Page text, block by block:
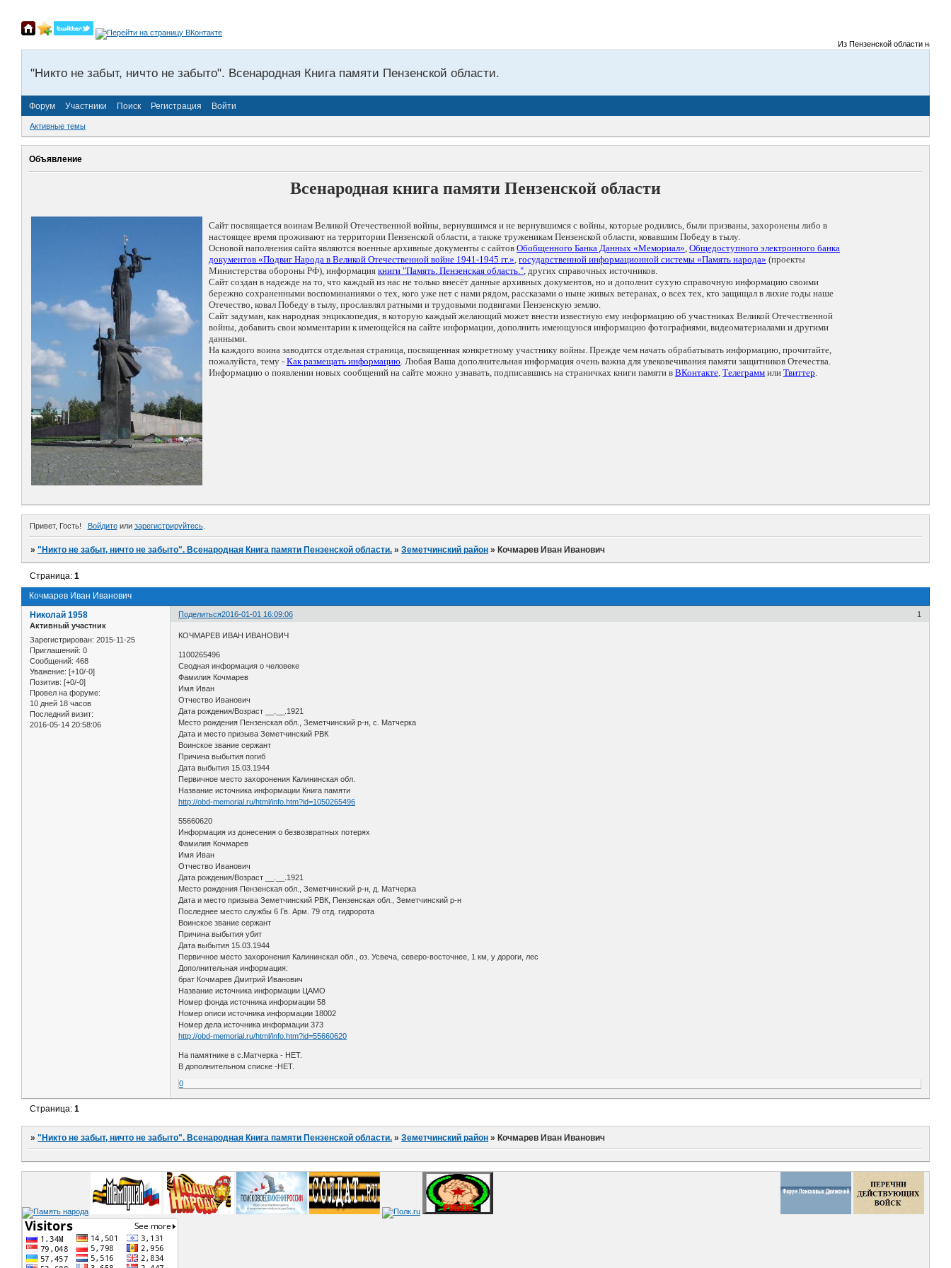
Из Пензенской области на
"Никто не забыт, ничто не забыто". Всенародная Книга памяти Пензенской области.
Форум Участники Поиск Регистрация Войти
Активные темы
Объявление
Всенародная книга памяти Пензенской области
Сайт посвящается воинам Великой Отечественной войны, вернувшимся и не вернувшимся с войны, которые родились, были призваны, захоронены либо в
настоящее время проживают на территории Пензенской области, а также труженикам Пензенской области, ковавшим Победу в тылу.
Основой наполнения сайта являются военные архивные документы с сайтов Обобщенного Банка Данных «Мемориал», Общедоступного электронного банка
документов «Подвиг Народа в Великой Отечественной войне 1941-1945 гг.», государственной информационной системы «Память народа» (проекты
Министерства обороны РФ), информация книги "Память. Пензенская область.", других справочных источников.
Сайт создан в надежде на то, что каждый из нас не только внесёт данные архивных документов, но и дополнит сухую справочную информацию своими
бережно сохраненными воспоминаниями о тех, кого уже нет с нами рядом, рассказами о ныне живых ветеранах, о всех тех, кто защищал в лихие годы наше
Отечество, ковал Победу в тылу, прославлял ратными и трудовыми подвигами Пензенскую землю.
Сайт задуман, как народная энциклопедия, в которую каждый желающий может внести известную ему информацию об участниках Великой Отечественной
войны, добавить свои комментарии к имеющейся на сайте информации, дополнить имеющуюся информацию фотографиями, видеоматериалами и другими
данными.
На каждого воина заводится отдельная страница, посвященная конкретному участнику войны. Прежде чем начать обрабатывать информацию, прочитайте,
пожалуйста, тему - Как размещать информацию. Любая Ваша дополнительная информация очень важна для увековечивания памяти защитников Отечества.
Информацию о появлении новых сообщений на сайте можно узнавать, подписавшись на страничках книги памяти в ВКонтакте, Телеграмм или Твиттер.
Привет, Гость! Войдитеили зарегистрируйтесь.
»"Никто не забыт, ничто не забыто". Всенародная Книга памяти Пензенской области. »Земетчинский район » Кочмарев Иван Иванович
Кочмарев Иван Иванович
Страница:1
Поделиться 1
2016-01-01 16:09:06
Николай 1958
Активный участник
Зарегистрирован: 2015-11-25
Приглашений: 0
Сообщений: 468
Уважение: [+10/-0]
Позитив: [+0/-0]
Провел на форуме:
10 дней 18 часов
Последний визит:
2016-05-14 20:58:06
КОЧМАРЕВ ИВАН ИВАНОВИЧ
1100265496
Сводная информация о человеке
Фамилия Кочмарев
Имя Иван
Отчество Иванович
Дата рождения/Возраст __.__.1921
Место рождения Пензенская обл., Земетчинский р-н, с. Матчерка
Дата и место призыва Земетчинский РВК
Воинское звание сержант
Причина выбытия погиб
Дата выбытия 15.03.1944
Первичное место захоронения Калининская обл.
Название источника информации Книга памяти
http://obd-memorial.ru/html/info.htm?id=1050265496
55660620
Информация из донесения о безвозвратных потерях
Фамилия Кочмарев
Имя Иван
Отчество Иванович
Дата рождения/Возраст __.__.1921
Место рождения Пензенская обл., Земетчинский р-н, д. Матчерка
Дата и место призыва Земетчинский РВК, Пензенская обл., Земетчинский р-н
Последнее место службы 6 Гв. Арм. 79 отд. гидророта
Воинское звание сержант
Причина выбытия убит
Дата выбытия 15.03.1944
Первичное место захоронения Калининская обл., оз. Усвеча, северо-восточнее, 1 км, у дороги, лес
Дополнительная информация:
брат Кочмарев Дмитрий Иванович
Название источника информации ЦАМО
Номер фонда источника информации 58
Номер описи источника информации 18002
Номер дела источника информации 373
http://obd-memorial.ru/html/info.htm?id=55660620
На памятнике в с.Матчерка - НЕТ.
В дополнительном списке -НЕТ.
0
Страница:1
»"Никто не забыт, ничто не забыто". Всенародная Книга памяти Пензенской области. »Земетчинский район » Кочмарев Иван Иванович